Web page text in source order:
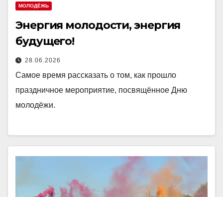
МОЛОДЁЖЬ
Энергия молодости, энергия
будущего!
28.06.2026
Самое время рассказать о том, как прошло
праздничное мероприятие, посвящённое Дню
молодёжи.